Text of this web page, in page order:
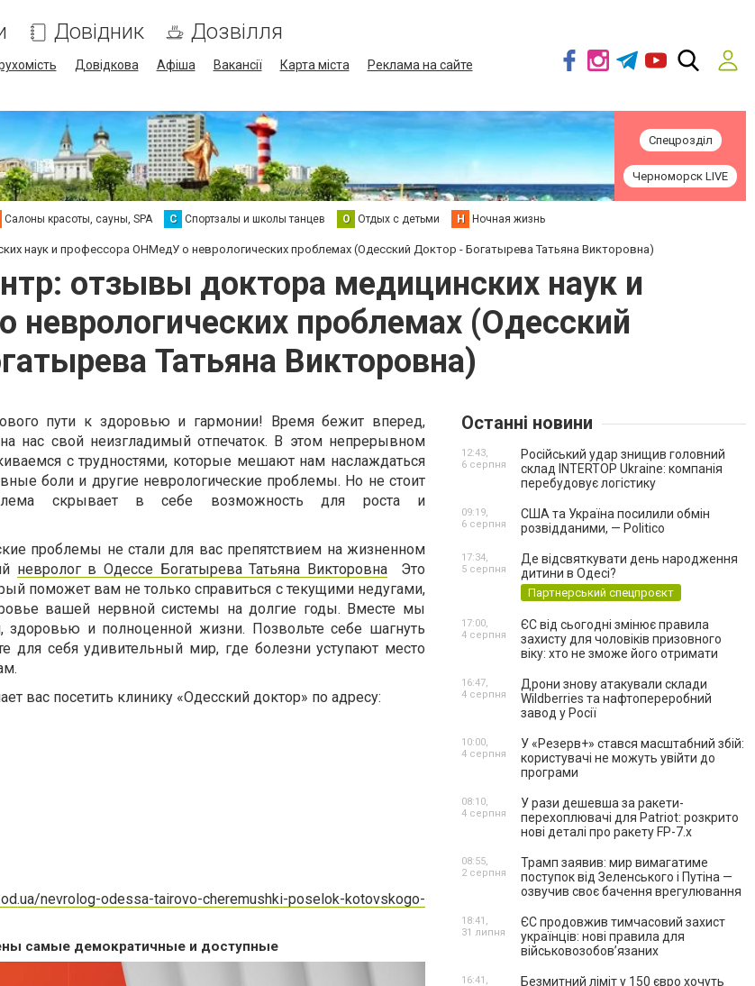
Довідник Дозвілля
Довідкова Афіша Вакансії Карта міста
Реклама на сайте
Спецрозділ
Черноморск LIVE
Салоны красоты, сауны, SPA С Спортзалы и школы танцев О Отдых с детьми Н Ночная жизнь
наук и профессора ОНМедУ о неврологических проблемах (Одесский Доктор - Богатырева Татьяна Викторовна)
отзывы доктора медицинских наук и
проблемах (Одесский
Татьяна Викторовна)
пути к здоровью и гармонии! Время бежит вперед,
нас свой неизгладимый отпечаток. В этом непрерывном
с трудностями, которые мешают нам наслаждаться
боли и другие неврологические проблемы. Но не стоит
скрывает в себе возможность для роста и
проблемы не стали для вас препятствием на жизненном
невролог в Одессе Богатырева Татьяна ВикторовнаЭто
поможет вам не только справиться с текущими недугами,
вашей нервной системы на долгие годы. Вместе мы
и полноценной жизни. Позвольте себе шагнуть
для себя удивительный мир, где болезни уступают место
вас посетить клинику «Одесский доктор» по адресу:
nevrolog-odessa-tairovo-cheremushki-poselok-kotovskogo-
самые демократичные и доступные
Останні новини
Російський удар знищив головний
склад INTERTOP Ukraine: компанія
перебудовує логістику
12:43,
6 серпня
США та Україна посилили обмін
розвідданими, — Politico
09:19,
6 серпня
Де відсвяткувати день народження
дитини в Одесі?
Партнерський спецпроєкт
17:34,
5 серпня
ЄС від сьогодні змінює правила
захисту для чоловіків призовного
віку: хто не зможе його отримати
17:00,
4 серпня
Дрони знову атакували склади
Wildberries та нафтопереробний
завод у Росії
16:47,
4 серпня
У «Резерв+» стався масштабний збій:
користувачі не можуть увійти до
програми
10:00,
4 серпня
У рази дешевша за ракети-
перехоплювачі для Patriot: розкрито
нові деталі про ракету FP-7.x
08:10,
4 серпня
Трамп заявив: мир вимагатиме
поступок від Зеленського і Путіна —
озвучив своє бачення врегулювання
08:55,
2 серпня
ЄС продовжив тимчасовий захист
українців: нові правила для
військовозобов’язаних
18:41,
31 липня
Безмитний ліміт у 150 євро хочуть
16:41,